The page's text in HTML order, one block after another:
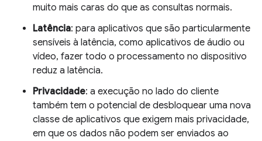
muito mais caras do que as consultas normais.
Latência: para aplicativos que são particularmente
sensíveis à latência, como aplicativos de áudio ou
vídeo, fazer todo o processamento no dispositivo
reduz a latência.
Privacidade: a execução no lado do cliente
também tem o potencial de desbloquear uma nova
classe de aplicativos que exigem mais privacidade,
em que os dados não podem ser enviados ao